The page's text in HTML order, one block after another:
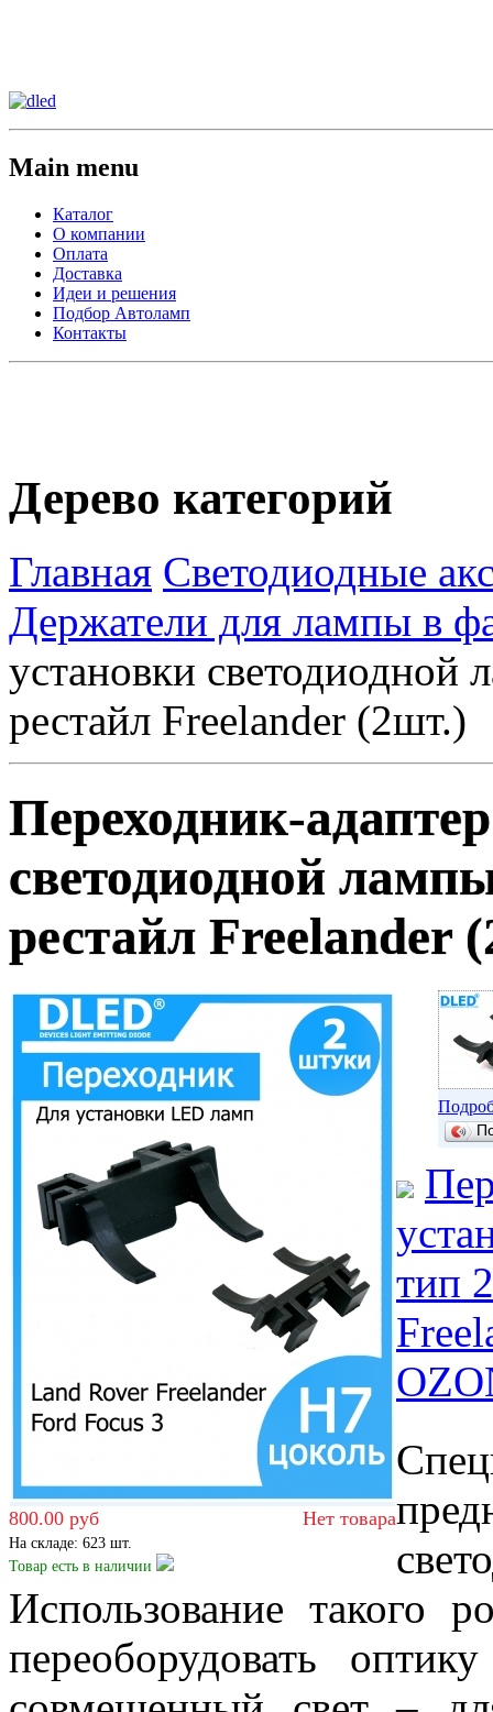
Main menu
Каталог
О компании
Оплата
Доставка
Идеи и решения
Подбор Автоламп
Контакты
Дерево категорий
Главная Светодиодные
Держатели для лампы в
установки
рестайл Freelander (2шт.)
Переходник-
светодиодной
рестайл Freelander
800.00 руб Нет товара
На складе: 623 шт.
Товар есть в наличии
тип
Использование такого
переоборудовать